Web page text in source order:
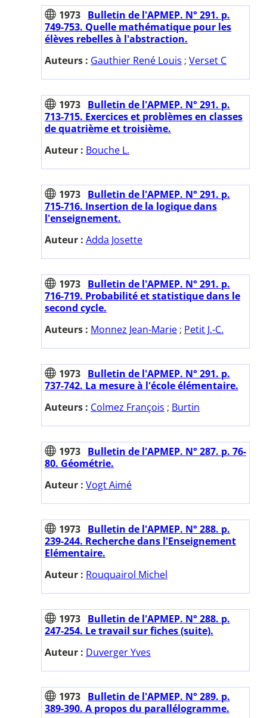
1973 Bulletin de l'APMEP. N° 291. p.
749-753. Quelle mathématique pour les
élèves rebelles à l'abstraction.
Auteurs : Gauthier René Louis ; Verset C
1973 Bulletin de l'APMEP. N° 291. p.
713-715. Exercices et problèmes en classes
de quatrième et troisième.
Auteur : Bouche L.
1973 Bulletin de l'APMEP. N° 291. p.
715-716. Insertion de la logique dans
l'enseignement.
Auteur : Adda Josette
1973 Bulletin de l'APMEP. N° 291. p.
716-719. Probabilité et statistique dans le
second cycle.
Auteurs : Monnez Jean-Marie ; Petit J.-C.
1973 Bulletin de l'APMEP. N° 291. p.
737-742. La mesure à l'école élémentaire.
Auteurs : Colmez François ; Burtin
1973 Bulletin de l'APMEP. N° 287. p. 76-
80. Géométrie.
Auteur : Vogt Aimé
1973 Bulletin de l'APMEP. N° 288. p.
239-244. Recherche dans l'Enseignement
Elémentaire.
Auteur : Rouquairol Michel
1973 Bulletin de l'APMEP. N° 288. p.
247-254. Le travail sur fiches (suite).
Auteur : Duverger Yves
1973 Bulletin de l'APMEP. N° 289. p.
389-390. A propos du parallélogramme.